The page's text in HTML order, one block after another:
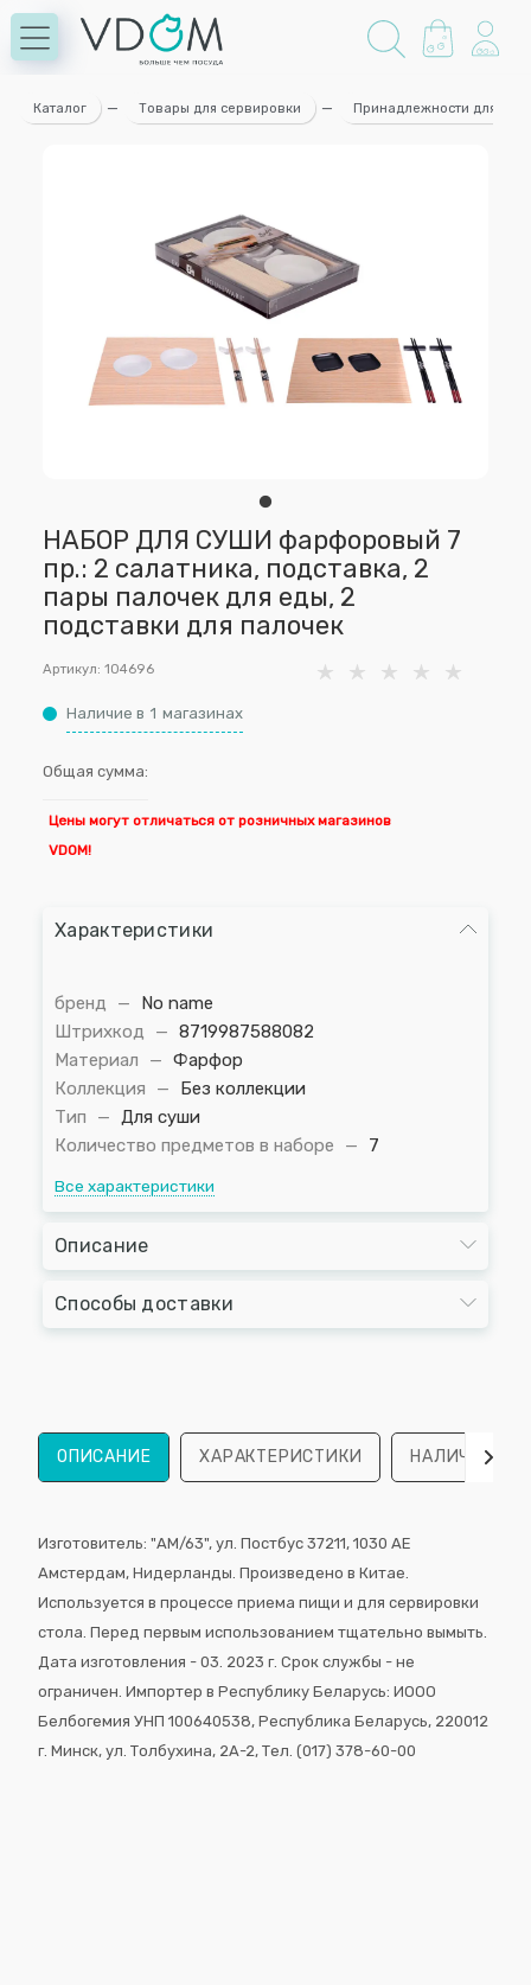
Каталог — Товары для сервировки — Принадлежности для
НАБОР ДЛЯ СУШИ фарфоровый 7
пр.: 2 салатника, подставка, 2
пары палочек для еды, 2
подставки для палочек
Артикул: 104696
Наличие в 1 магазинах
Общая сумма:
Цены могут отличаться от розничных магазинов
VDOM!
Характеристики
бренд —
No name
Штрихкод
— 8719987588082
Материал
— Фарфор
Коллекция
—
Без коллекции
Тип
— Для суши
Количество предметов в наборе
— 7
Все характеристики
Описание
Способы доставки
ОПИСАНИЕ ХАРАКТЕРИСТИКИ НАЛИЧИЕ
Изготовитель: "AM/63", ул. Постбус 37211, 1030 AE
Амстердам, Нидерланды. Произведено в Китае.
Используется в процессе приема пищи и для сервировки
стола. Перед первым использованием тщательно вымыть.
Дата изготовления - 03. 2023 г. Срок службы - не
ограничен. Импортер в Республику Беларусь: ИООО
Белбогемия УНП 100640538, Республика Беларусь, 220012
г. Минск, ул. Толбухина, 2A-2, Тел. (017) 378-60-00